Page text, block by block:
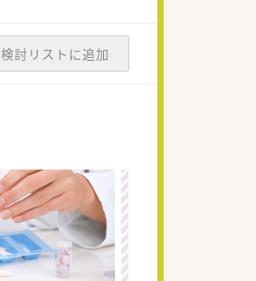
検討リストに追加